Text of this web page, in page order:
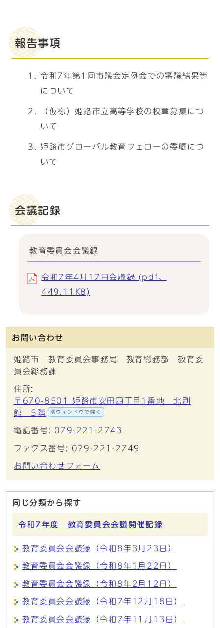
報告事項
令和7年第1回市議会定例会での審議結果等
について
（仮称）姫路市立高等学校の校章募集につ
いて
姫路市グローバル教育フェローの委嘱につ
いて
会議記録
教育委員会会議録
令和7年4月17日会議録 (pdf、
449.11KB)
お問い合わせ
姫路市 教育委員会事務局 教育総務部 教育委
員会総務課
住所:
〒670-8501 姫路市安田四丁目1番地 北別
館 5階
別ウィンドウで開く
電話番号: 079-221-2743
ファクス番号: 079-221-2749
お問い合わせフォーム
同じ分類から探す
令和7年度 教育委員会会議開催記録
教育委員会会議録（令和8年3月23日）
教育委員会会議録（令和8年1月22日）
教育委員会会議録（令和8年2月12日）
教育委員会会議録（令和7年12月18日）
教育委員会会議録（令和7年11月13日）